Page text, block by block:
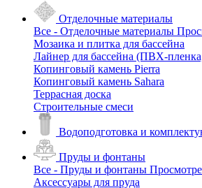
Отделочные материалы
Все - Отделочные материалы
Мозаика и плитка для бассейна
Лайнер для бассейна (ПВХ-
Копинговый камень Pierra
Копинговый камень Sahara
Террасная доска
Строительные смеси
Водоподготовка и
Пруды и фонтаны
Все - Пруды и фонтаны
Аксессуары для пруда